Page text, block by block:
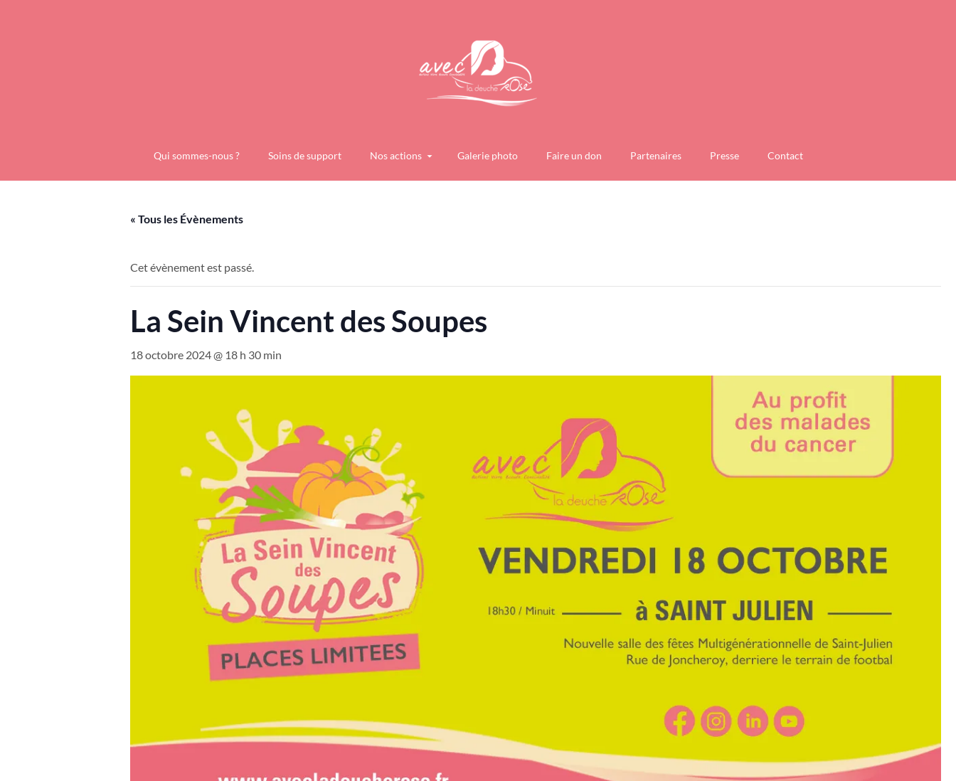
Qui sommes-nous ? Soins de support Nos actions Galerie photo Faire un don Partenaires Presse Contact
« Tous les Évènements
Cet évènement est passé.
La Sein Vincent des Soupes
18 octobre 2024 @ 18 h 30 min